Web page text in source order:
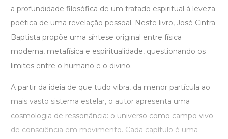
a profundidade filosófica de um tratado espiritual à leveza
poética de uma revelação pessoal. Neste livro, José Cintra
Baptista propõe uma síntese original entre física
moderna, metafísica e espiritualidade, questionando os
limites entre o humano e o divino.
A partir da ideia de que tudo vibra, da menor partícula ao
mais vasto sistema estelar, o autor apresenta uma
cosmologia de ressonância: o universo como campo vivo
de consciência em movimento. Cada capítulo é uma